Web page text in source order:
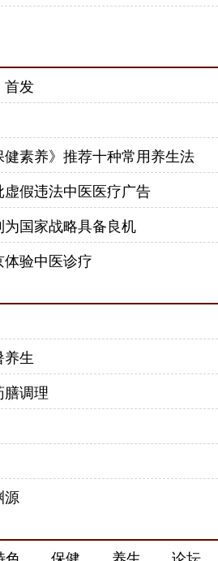
首发
健素养》推荐十种常用养生法
假违法中医医疗广告
国家战略具备良机
验中医诊疗
生
膳调理
源